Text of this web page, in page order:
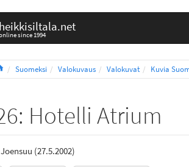
heikkisiltala.net
since 1994
HomeSuomeksi Valokuvaus Valokuvat Kuvia
Hotelli Atrium
(27.5.2002)